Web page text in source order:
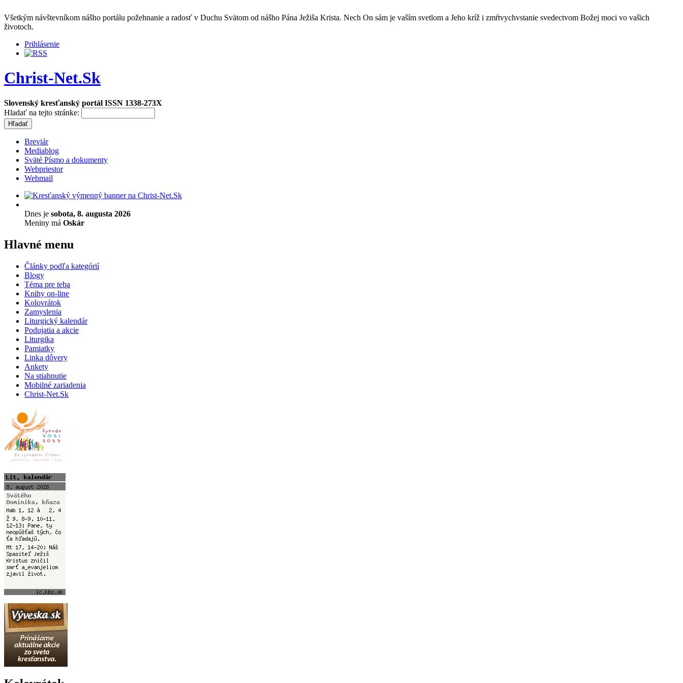
Všetkým návštevníkom nášho portálu požehnanie a radosť v Duchu Svätom od nášho Pána Ježiša Krista. Nech On sám je vaším svetlom a Jeho kríž i zmŕtvychvstanie svedectvom Božej moci vo vašich
životoch.
Prihlásenie
Christ-Net.Sk
Slovenský kresťanský portál ISSN 1338-273X
Hladať na tejto stránke:
Breviár
Mediablog
Sväté Písmo a dokumenty
Webpriestor
Webmail
Dnes je sobota, 8. augusta 2026
Meniny má Oskár
Hlavné menu
Články podľa kategórií
Blogy
Téma pre teba
Knihy on-line
Kolovrátok
Zamyslenia
Liturgický kalendár
Podujatia a akcie
Liturgika
Pamiatky
Linka dôvery
Ankety
Na stiahnutie
Mobilné zariadenia
Christ-Net.Sk